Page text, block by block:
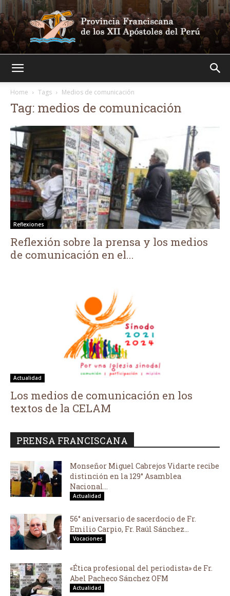
Home
Tags Medios de comunicación
Tag: medios de comunicación
Reflexiones
Reflexión sobre la prensa y los medios
de comunicación en el...
Actualidad
Los medios de comunicación en los
textos de la CELAM
PRENSA FRANCISCANA
Monseñor Miguel Cabrejos Vidarte recibe
distinción en la 129° Asamblea
Nacional...
Actualidad
56° aniversario de sacerdocio de Fr.
Emilio Carpio, Fr. Raúl Sánchez...
Vocaciones
«Ética profesional del periodista» de Fr.
Abel Pacheco Sánchez OFM
Actualidad